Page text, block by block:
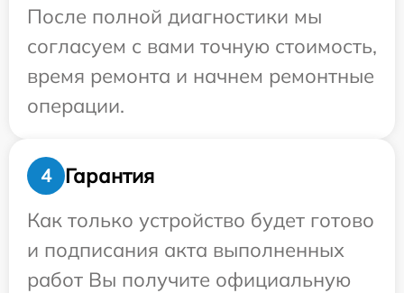
После полной диагностики мы
согласуем с вами точную стоимость,
время ремонта и начнем ремонтные
операции.
4
Гарантия
Как только устройство будет готово
и подписания акта выполненных
работ Вы получите официальную